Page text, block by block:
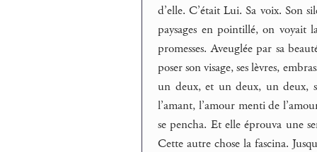
d’elle. C’était Lui. Sa voix. Son
paysages en pointillé, on voyait
promesses. Aveuglée par sa
poser son visage, ses lèvres,
un deux, et un deux, un deux,
l’amant, l’amour menti de
se pencha. Et elle éprouva une
Cette autre chose la fascina.